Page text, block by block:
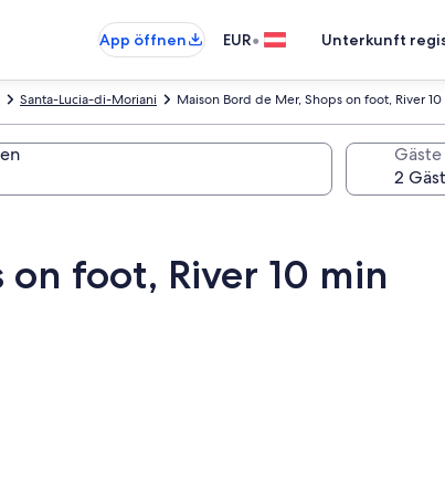
App öffnen
EUR• Unterkunft
Maison Bord de Mer, Shops on foot, River
Santa-Lucia-di-Moriani
Gäste
foot, River 10 min